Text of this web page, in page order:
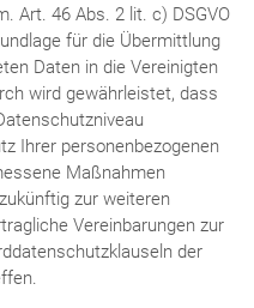
Art. 46 Abs. 2 lit. c) DSGVO
für die Übermittlung
Daten in die Vereinigten
wird gewährleistet, dass
Ihrer personenbezogenen
Maßnahmen
zur weiteren
Vereinbarungen zur
der